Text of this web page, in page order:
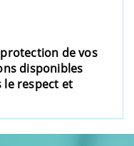
de vos
disponibles
le respect et